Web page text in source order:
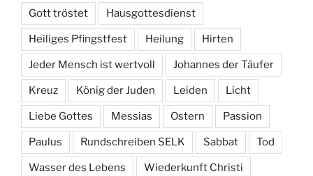
Gott tröstet Hausgottesdienst
Heiliges Pfingstfest Heilung Hirten
Jeder Mensch ist wertvoll Johannes der Täufer
Kreuz König der Juden Leiden Licht
Liebe Gottes Messias Ostern Passion
Paulus Rundschreiben SELK Sabbat Tod
Wasser des Lebens Wiederkunft Christi